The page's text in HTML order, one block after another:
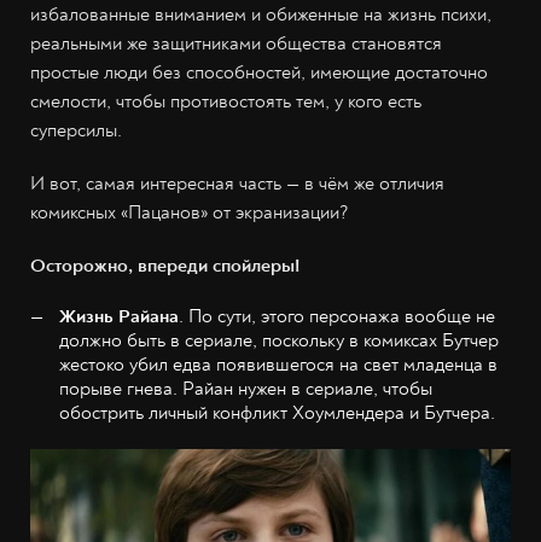
избалованные вниманием и обиженные на жизнь психи,
реальными же защитниками общества становятся
простые люди без способностей, имеющие достаточно
смелости, чтобы противостоять тем, у кого есть
суперсилы.
И вот, самая интересная часть — в чём же отличия
комиксных «Пацанов» от экранизации?
Осторожно, впереди спойлеры!
Жизнь Райана. По сути, этого персонажа вообще не
должно быть в сериале, поскольку в комиксах Бутчер
жестоко убил едва появившегося на свет младенца в
порыве гнева. Райан нужен в сериале, чтобы
обострить личный конфликт Хоумлендера и Бутчера.